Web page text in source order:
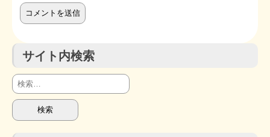
サイト内検索
検
索: